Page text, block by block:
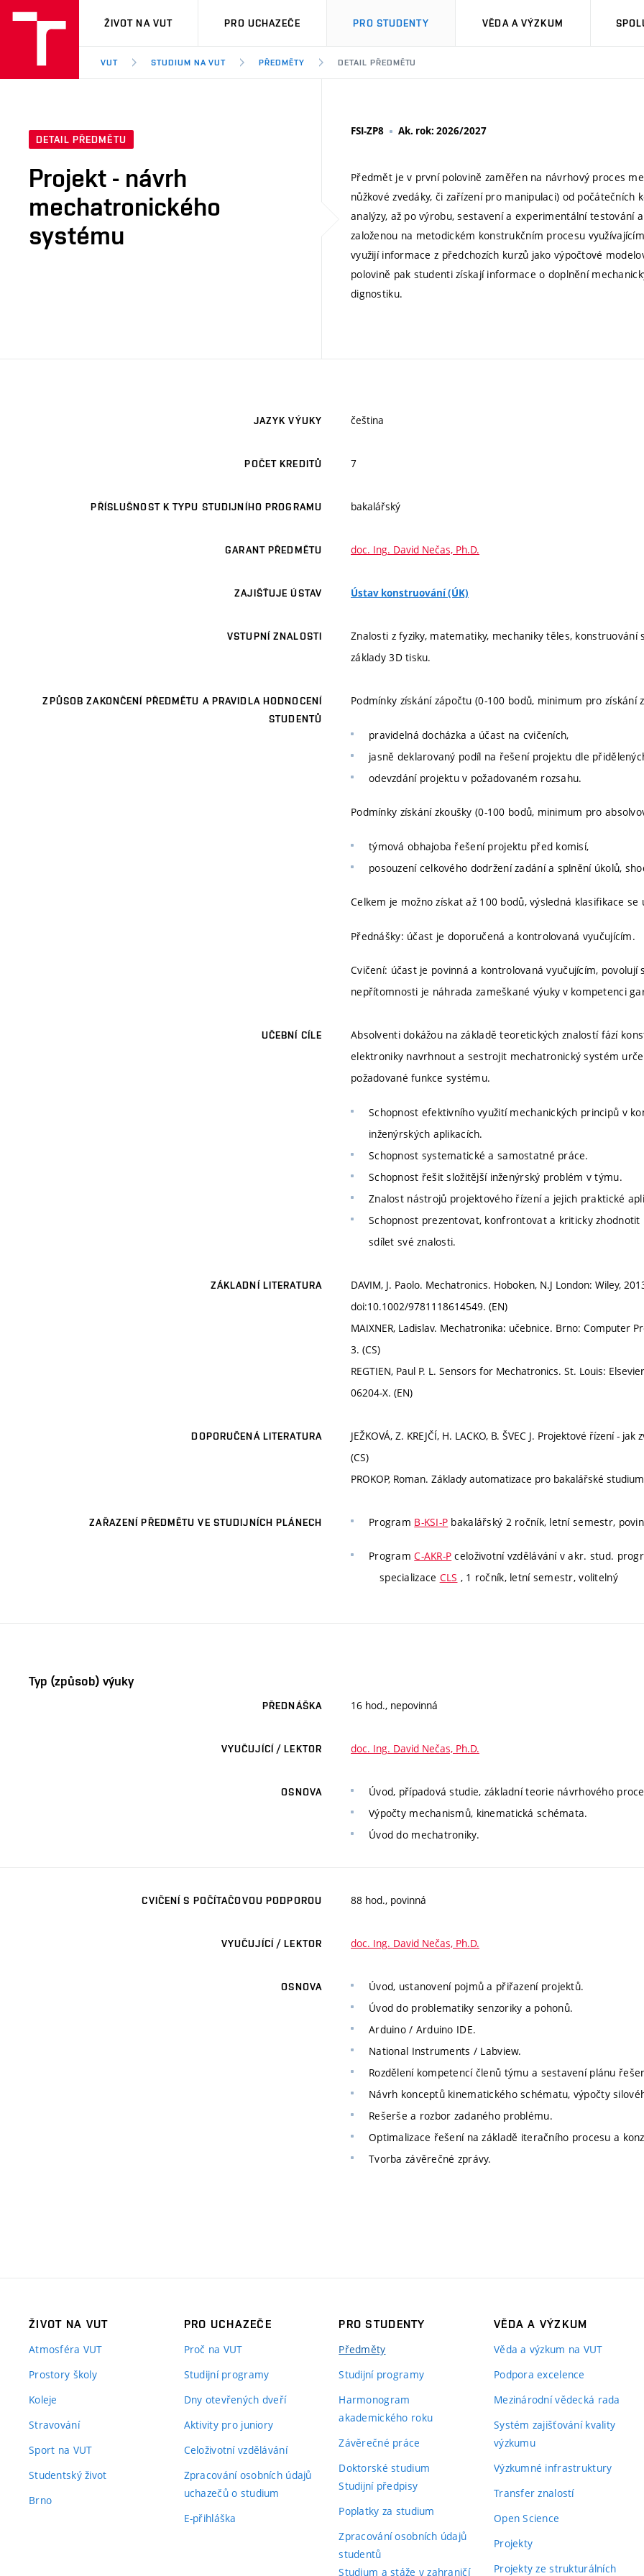
VUT
ŽIVOT NA VUT PRO UCHAZEČE PRO STUDENTY VĚDA A VÝZKUM
VUT STUDIUM NA VUT PŘEDMĚTY DETAIL PŘEDMĚTU
DETAIL PŘEDMĚTU
Projekt - návrh
mechatronického
systému
FSI-ZP8 Ak. rok: 2026/2027
Předmět je v první polovině zaměřen na návrhový proces
nůžkové zvedáky, či zařízení pro manipulaci) od
analýzy, až po výrobu, sestavení a experimentální testování
založenou na metodickém konstrukčním procesu
využijí informace z předchozích kurzů jako výpočtové
polovině pak studenti získají informace o doplnění
dignostiku.
JAZYK VÝUKY čeština
POČET KREDITŮ 7
PŘÍSLUŠNOST K TYPU STUDIJNÍHO PROGRAMU bakalářský
GARANT PŘEDMĚTU doc. Ing. David Nečas, Ph.D.
ZAJIŠŤUJE ÚSTAV Ústav konstruování (ÚK)
VSTUPNÍ ZNALOSTI
Znalosti z fyziky, matematiky, mechaniky těles,
základy 3D tisku.
ZPŮSOB ZAKONČENÍ PŘEDMĚTU A PRAVIDLA HODNOCENÍ
STUDENTŮ
Podmínky získání zápočtu (0-100 bodů, minimum pro získání
pravidelná docházka a účast na cvičeních,
jasně deklarovaný podíl na řešení projektu dle
odevzdání projektu v požadovaném rozsahu.
Podmínky získání zkoušky (0-100 bodů, minimum pro
týmová obhajoba řešení projektu před komisí,
posouzení celkového dodržení zadání a splnění úkolů,
Celkem je možno získat až 100 bodů, výsledná klasifikace se
Přednášky: účast je doporučená a kontrolovaná vyučujícím.
Cvičení: účast je povinná a kontrolovaná vyučujícím,
nepřítomnosti je náhrada zameškané výuky v kompetenci
UČEBNÍ CÍLE
Absolventi dokážou na základě teoretických znalostí fází
elektroniky navrhnout a sestrojit mechatronický systém
požadované funkce systému.
Schopnost efektivního využití mechanických principů v
inženýrských aplikacích.
Schopnost systematické a samostatné práce.
Schopnost řešit složitější inženýrský problém v týmu.
Znalost nástrojů projektového řízení a jejich praktické
Schopnost prezentovat, konfrontovat a kriticky
sdílet své znalosti.
ZÁKLADNÍ LITERATURA
DAVIM, J. Paolo. Mechatronics. Hoboken, N.J London: Wiley,
doi:10.1002/9781118614549. (EN)
MAIXNER, Ladislav. Mechatronika: učebnice. Brno: Computer
3. (CS)
REGTIEN, Paul P. L. Sensors for Mechatronics. St. Louis:
06204-X. (EN)
DOPORUČENÁ LITERATURA
JEŽKOVÁ, Z. KREJČÍ, H. LACKO, B. ŠVEC J. Projektové řízení -
(CS)
PROKOP, Roman. Základy automatizace pro bakalářské
ZAŘAZENÍ PŘEDMĚTU VE STUDIJNÍCH PLÁNECH Program B-KSI-P bakalářský 2 ročník, letní semestr,
ProgramC-AKR-P celoživotní vzdělávání v akr. stud.
specializace CLS , 1 ročník, letní semestr, volitelný
Typ (způsob) výuky
PŘEDNÁŠKA 16 hod., nepovinná
VYUČUJÍCÍ / LEKTOR doc. Ing. David Nečas, Ph.D.
OSNOVA
Úvod, případová studie, základní teorie návrhového
Výpočty mechanismů, kinematická schémata.
Úvod do mechatroniky.
CVIČENÍ S POČÍTAČOVOU PODPOROU 88 hod., povinná
VYUČUJÍCÍ / LEKTOR doc. Ing. David Nečas, Ph.D.
OSNOVA
Úvod, ustanovení pojmů a přiřazení projektů.
Úvod do problematiky senzoriky a pohonů.
Arduino / Arduino IDE.
National Instruments / Labview.
Rozdělení kompetencí členů týmu a sestavení plánu
Návrh konceptů kinematického schématu, výpočty
Rešerše a rozbor zadaného problému.
Optimalizace řešení na základě iteračního procesu a
Tvorba závěrečné zprávy.
ŽIVOT NA VUT
Atmosféra VUT
Prostory školy
Koleje
Stravování
Sport na VUT
Studentský život
Brno
PRO UCHAZEČE
Proč na VUT
Studijní programy
Dny otevřených dveří
Aktivity pro juniory
Celoživotní vzdělávání
Zpracování osobních údajů
uchazečů o studium
E-přihláška
PRO STUDENTY
Předměty
Studijní programy
Harmonogram
akademického roku
Závěrečné práce
Doktorské studium
Studijní předpisy
Poplatky za studium
Zpracování osobních údajů
studentů
Studium a stáže v zahraničí
VĚDA A VÝZKUM
Věda a výzkum na VUT
Podpora excelence
Mezinárodní vědecká rada
Systém zajišťování kvality
výzkumu
Výzkumné infrastruktury
Transfer znalostí
Open Science
Projekty
Projekty ze strukturálních